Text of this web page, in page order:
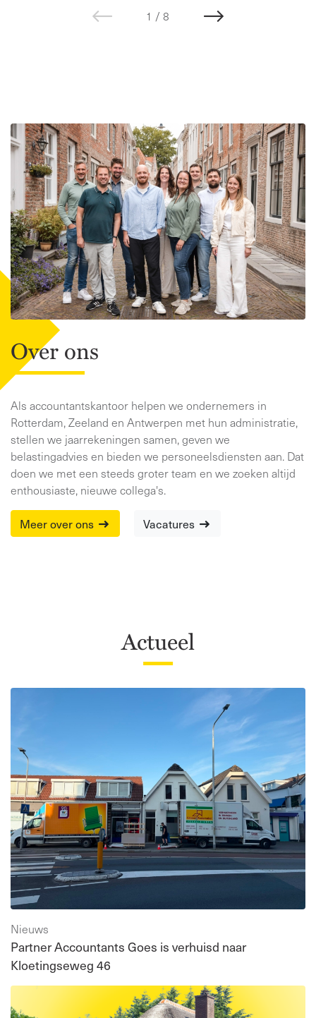
1 /8
Over ons
Als accountantskantoor helpen we ondernemers in
Rotterdam, Zeeland en Antwerpen met hun administratie,
stellen we jaarrekeningen samen, geven we
belastingadvies en bieden we personeelsdiensten aan. Dat
doen we met een steeds groter team en we zoeken altijd
enthousiaste, nieuwe collega's.
Meer over ons Vacatures
Actueel
Nieuws
Partner Accountants Goes is verhuisd naar
Kloetingseweg 46